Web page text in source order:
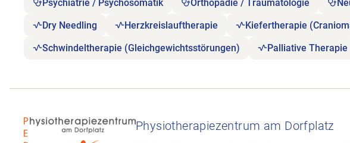
Psychiatrie / Psychosomatik Orthopädie / Traumatologie
Dry Needling Herzkreislauftherapie Kiefertherapie
Schwindeltherapie (Gleichgewichtsstörungen) Palliative Therapie
Physiotherapiezentrum am Dorfplatz